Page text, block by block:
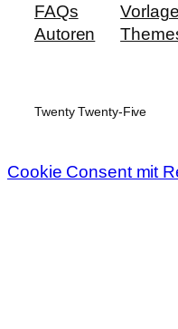
FAQs
Autoren
Twenty Twenty-Five
Cookie Consent mit